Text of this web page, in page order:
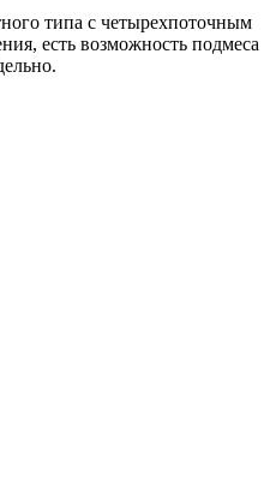
типа с четырехпоточным
есть возможность подмеса